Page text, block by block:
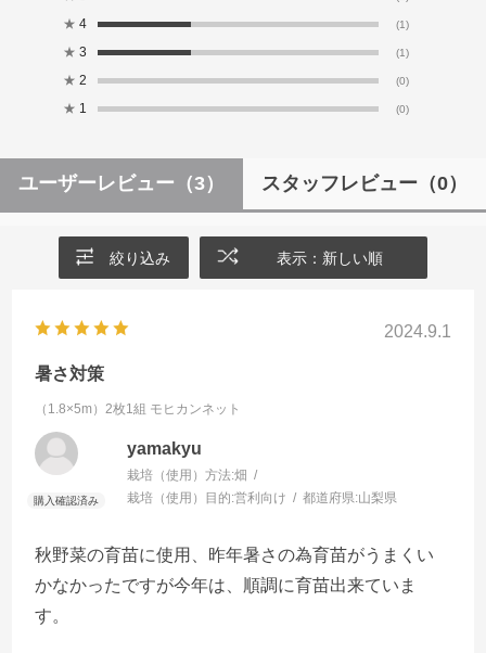
★ 4 (1)
★ 3 (1)
★ 2 (0)
★ 1 (0)
ユーザーレビュー （3） スタッフレビュー （0）
絞り込み 表示：新しい順
2024.9.1
暑さ対策
（1.8×5m）2枚1組 モヒカンネット
yamakyu
栽培（使用）方法:畑
栽培（使用）目的:営利向け 都道府県:山梨県
秋野菜の育苗に使用、昨年暑さの為育苗がうまくい
かなかったですが今年は、順調に育苗出来ていま
す。